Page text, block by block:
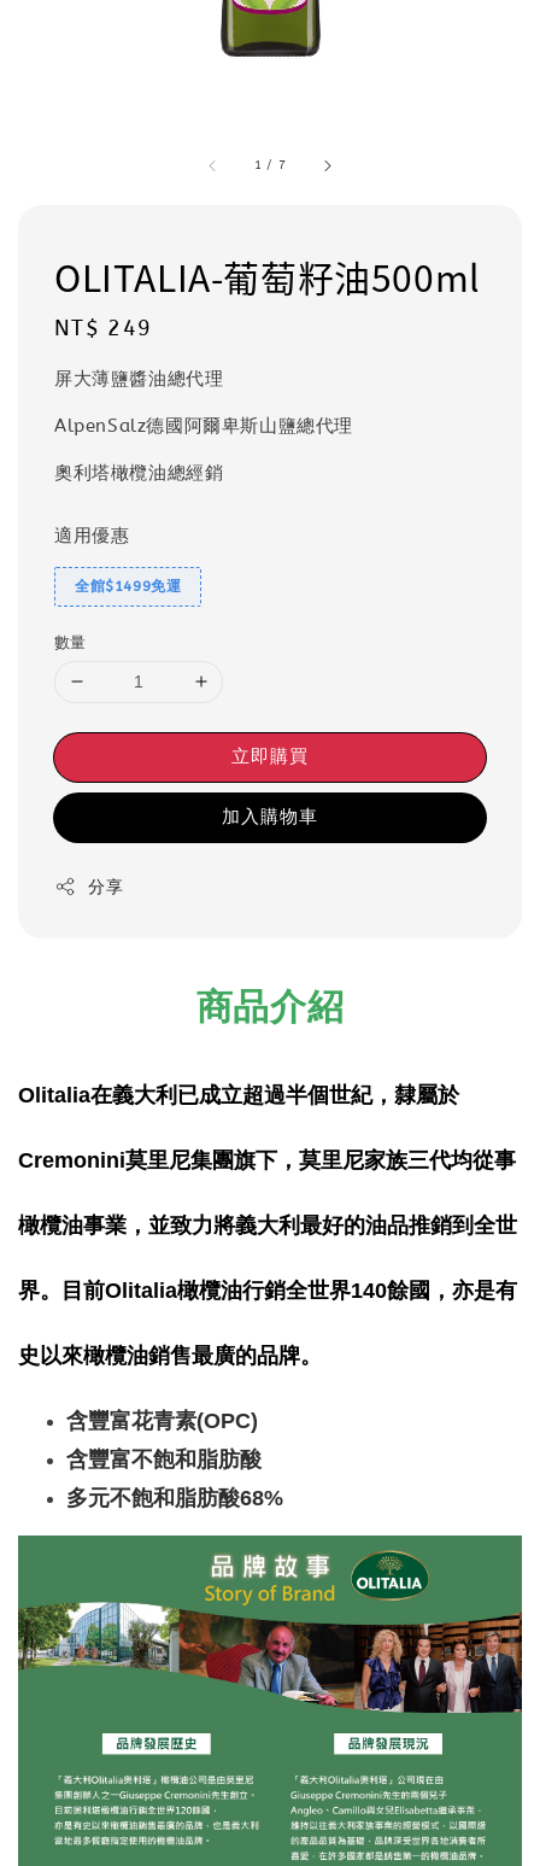
1 / 7
OLITALIA-葡萄籽油500ml
Regular
NT$ 249
屏大薄鹽醬油總代理
AlpenSalz德國阿爾卑斯山鹽總代理
奧利塔橄欖油總經銷
適用優惠
全館$1499免運
數量
立即購買
加入購物車
分享
商品介紹
Olitalia在義大利已成立超過半個世紀，隸屬於
Cremonini莫里尼集團旗下，莫里尼家族三代均從事
橄欖油事業，並致力將義大利最好的油品推銷到全世
界。目前Olitalia橄欖油行銷全世界140餘國，亦是有
史 以來橄欖油銷售最廣的品牌。
含豐富花青素(OPC)
含豐富不飽和脂肪酸
多元不飽和脂肪酸68%